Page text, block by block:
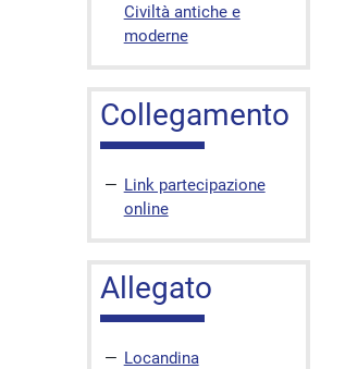
Civiltà antiche e
moderne
Collegamento
Link partecipazione
online
Allegato
Locandina